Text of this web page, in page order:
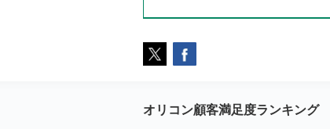
オリコン顧客満足度ランキング